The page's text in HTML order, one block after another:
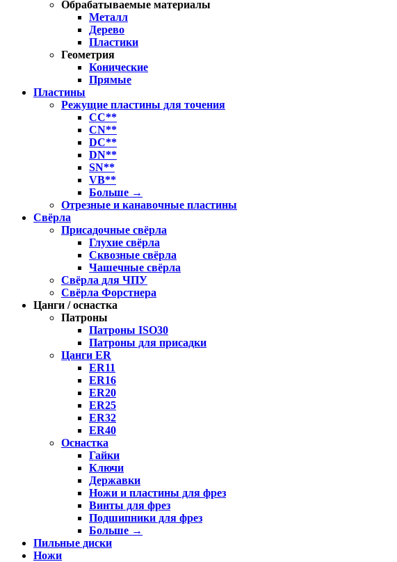
Обрабатываемые материалы
Металл
Дерево
Пластики
Геометрия
Конические
Прямые
Пластины
Режущие пластины для точения
CC**
CN**
DC**
DN**
SN**
VB**
Больше →
Отрезные и канавочные пластины
Свёрла
Присадочные свёрла
Глухие свёрла
Сквозные свёрла
Чашечные свёрла
Свёрла для ЧПУ
Свёрла Форстнера
Цанги / оснастка
Патроны
Патроны ISO30
Патроны для присадки
Цанги ER
ER11
ER16
ER20
ER25
ER32
ER40
Оснастка
Гайки
Ключи
Державки
Ножи и пластины для фрез
Винты для фрез
Подшипники для фрез
Больше →
Пильные диски
Ножи